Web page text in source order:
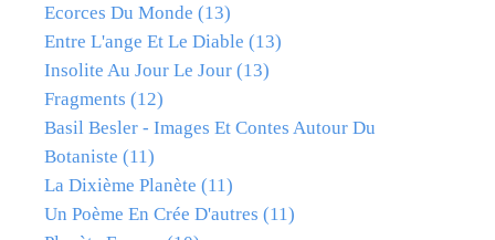
Ecorces Du Monde (13)
Entre L'ange Et Le Diable (13)
Insolite Au Jour Le Jour (13)
Fragments (12)
Basil Besler - Images Et Contes Autour Du
Botaniste (11)
La Dixième Planète (11)
Un Poème En Crée D'autres (11)